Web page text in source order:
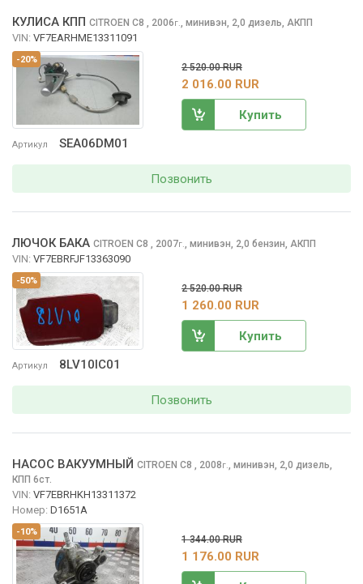
-20%
Артикул SEA06DM01
КУЛИСА КПП CITROEN C8 , 2006г. минивэн, 2,0 дизель, АКПП
VIN: VF7EARHME13311091
2 520.00 RUR
2 016.00 RUR
Купить
Позвонить
-50%
Артикул 8LV10IC01
ЛЮЧОК БАКА CITROEN C8 , 2007г., минивэн, 2,0 бензин, АКПП
VIN: VF7EBRFJF13363090
2 520.00 RUR
1 260.00 RUR
Купить
Позвонить
-10%
НАСОС ВАКУУМНЫЙ CITROEN C8 , 2008г., минивэн, 2,0 дизель,
КПП 6ст.
VIN: VF7EBRHKH13311372
Номер: D1651A
1 344.00 RUR
1 176.00 RUR